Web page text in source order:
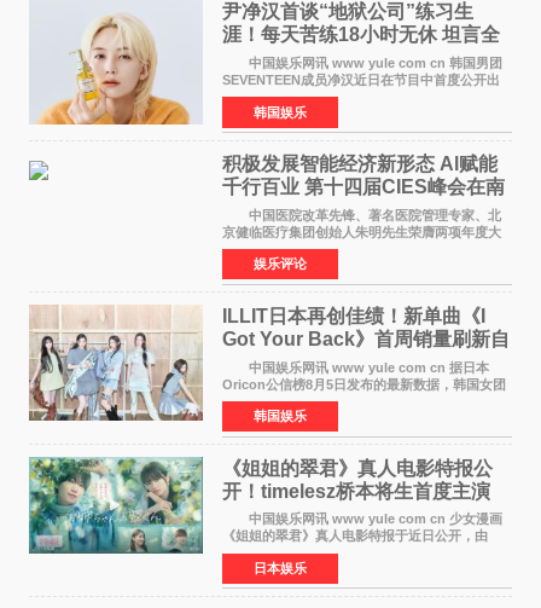
尹净汉首谈“地狱公司”练习生
涯！每天苦练18小时无休 坦言全
靠成员撑过来
中国娱乐网讯 www yule com cn 韩国男团
SEVENTEEN成员净汉近日在节目中首度公开出
道前的残酷练习生经历，并提及经纪公司Pledis
娱乐，引发广泛关注。 在8月2日播出的日本
TBS综艺节目《周
韩国娱乐
积极发展智能经济新形态 Al赋能
千行百业 第十四届CIES峰会在南
京盛大召开
中国医院改革先锋、著名医院管理专家、北
京健临医疗集团创始人朱明先生荣膺两项年度大
奖 2026年7月31日，盛夏金陵，长江之畔，
以重落地·真务实·强链接为主题的2026&lsquo;人
工智能+&rsquo
娱乐评论
ILLIT日本再创佳绩！新单曲《I
Got Your Back》首周销量刷新自
身纪录
中国娱乐网讯 www yule com cn 据日本
Oricon公信榜8月5日发布的最新数据，韩国女团
ILLIT在日本发行的第二张单曲《I Got Your
Back》首周销量达到71,009张，成功跻身最新一
期周单曲排行
韩国娱乐
《姐姐的翠君》真人电影特报公
开！timelesz桥本将生首度主演
12月4日上映
中国娱乐网讯 www yule com cn 少女漫画
《姐姐的翠君》真人电影特报于近日公开，由
timelesz成员桥本将生担任主演，这也是他首次
担任电影主演，引发高度关注。 女高中生咲
苗翠（中岛瑠菜
日本娱乐